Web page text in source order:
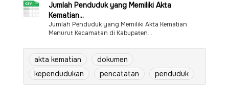
Jumlah Penduduk yang Memiliki Akta
Kematian...
Jumlah Penduduk yang Memiliki Akta Kematian
Menurut Kecamatan di Kabupaten...
akta kematian
dokumen
kependudukan
pencatatan penduduk